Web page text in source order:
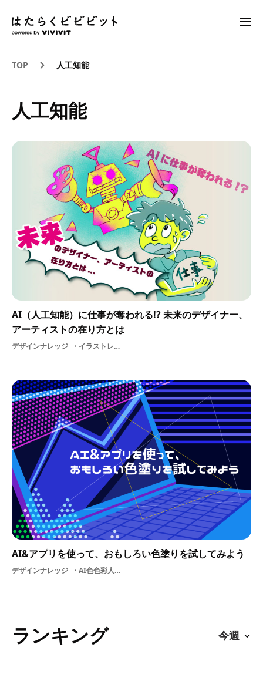
TOP 人工知能
人工知能
AI（人工知能）に仕事が奪われる!? 未来のデザイナー、
アーティストの在り方とは
デザインナレッジ イラストレータークリエイティブアドバイザー就活フロントエンドクリエイティブディレクターアートユーザー体験DESIGNゲームスキルWebデザイナー世界ITサービスー人工知能交流アーティストスキルAI（人工知能）国際アイデアテクノロジーサービス大学アウトプットデザインクリエイティブグラフィックデザイナー大学生アナログデジタルWEBアプリケーションUIビジネスはたらくビビビットグラフィックデザインデザインプレゼンテーショングラフィッククリエイティブ・コモンズ地域プログラミング
AI&アプリを使って、おもしろい色塗りを試してみよう
デザインナレッジ AI色色彩人工知能app色彩構成
ランキング